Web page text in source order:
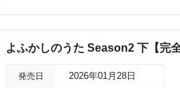
よふかしのうた Season2 下【完
発売日 2026年01月28日